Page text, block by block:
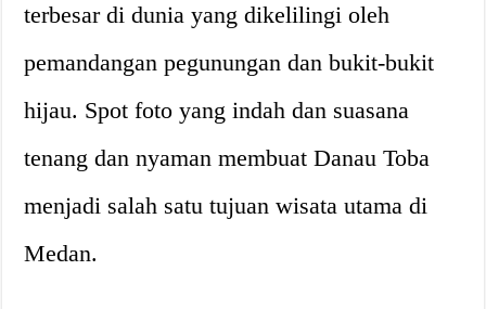
terbesar di dunia yang dikelilingi oleh
pemandangan pegunungan dan bukit-bukit
hijau. Spot foto yang indah dan suasana
tenang dan nyaman membuat Danau Toba
menjadi salah satu tujuan wisata utama di
Medan.